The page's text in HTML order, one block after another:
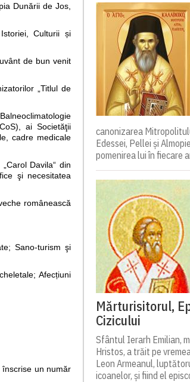
Dunării de Jos,
Culturii și
de bun venit
„Titlul de
ai Societăţii
cadre medicale
Davila“ din
şi necesitatea
românească
Sano-turism şi
Afecțiuni
înscrise un număr
canonizarea
Edessei, Pellei și
pomenirea lui în fiecare
Mărturisitorul,
Cizicului
Sfântul Ierarh Emilian,
Hristos, a trăit pe
Leon Armeanul,
icoanelor, și fiind el